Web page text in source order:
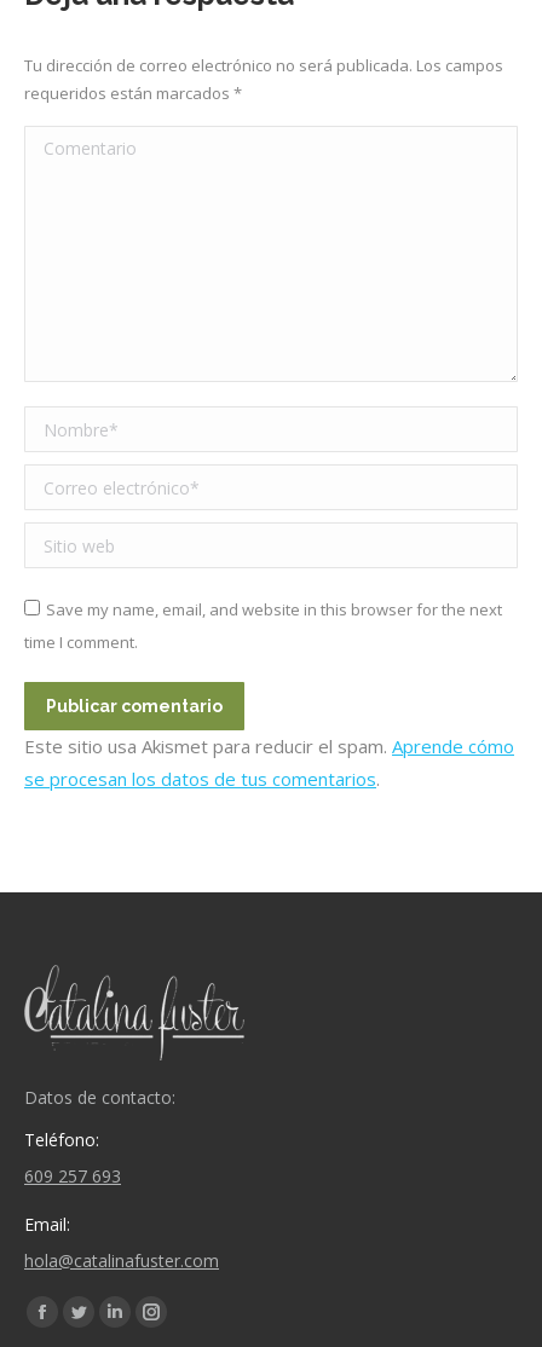
Tu dirección de correo electrónico no será publicada. Los campos
requeridos están marcados *
Comentario
Nombre *
Correo electrónico *
Sitio web
Save my name, email, and website in this browser for the next
time I comment.
Publicar comentario
Este sitio usa Akismet para reducir el spam. Aprende cómo
se procesan los datos de tus comentarios.
Datos de contacto:
Teléfono:
609 257 693
Email:
hola@catalinafuster.com
Encuéntranos en:
Facebook
TwitterLinkedinInstagram